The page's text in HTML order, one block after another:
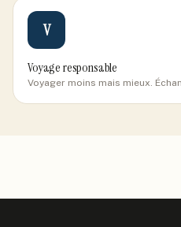
V
Voyage responsable
Voyager moins mais mieux.